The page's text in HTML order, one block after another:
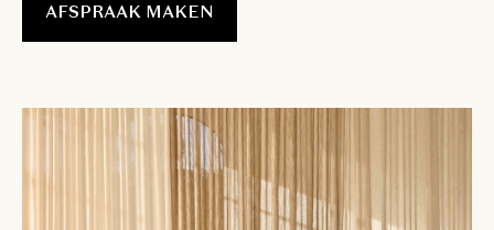
AFSPRAAK MAKEN